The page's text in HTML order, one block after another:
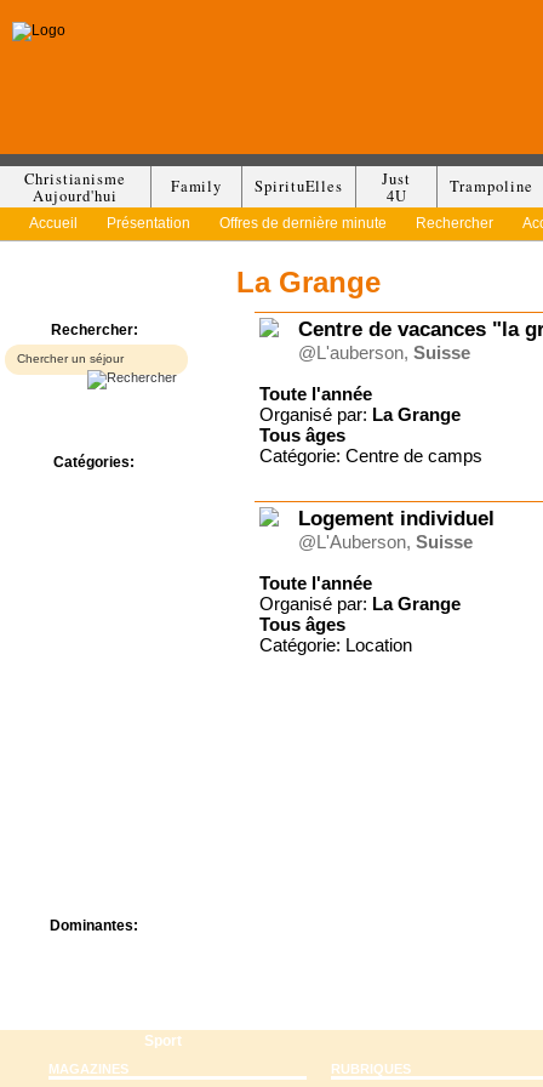
Christianisme
Aujourd'hui
Family SpirituElles
Just
4U
Trampoline
Accueil Présentation Offres de dernière minute Rechercher
Rechercher:
Catégories:
Dominantes:
Sport
La Grange
Centre de vacances "la
@L'auberson, Suisse
Toute l'année
Organisé par: La Grange
Tous âges
Catégorie: Centre de camps
Logement individuel
@L'Auberson, Suisse
Toute l'année
Organisé par: La Grange
Tous âges
Catégorie: Location
MAGAZINES RUBRIQUES